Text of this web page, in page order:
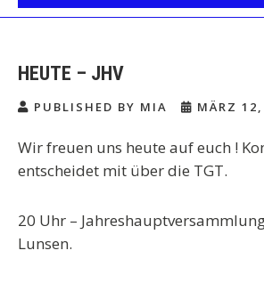
HEUTE – JHV
PUBLISHED BY MIA MÄRZ
Wir freuen uns heute auf euch !
entscheidet mit über die TGT.
20 Uhr –
Lunsen.